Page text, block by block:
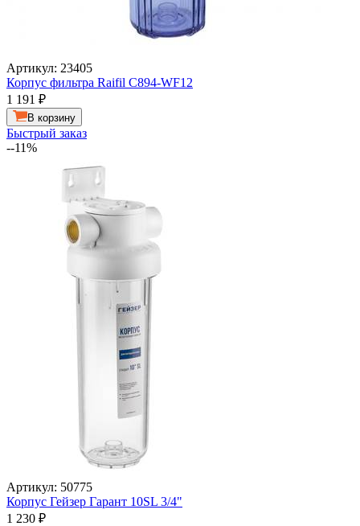
Артикул: 23405
Корпус фильтра Raifil C894-WF12
1 191 ₽
В корзину
Быстрый заказ
--11%
Артикул: 50775
Корпус Гейзер Гарант 10SL 3/4"
1 230 ₽